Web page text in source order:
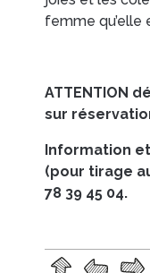
femme qu’elle
ATTENTION
sur
Information
(pour tirage
78 39 45 04.